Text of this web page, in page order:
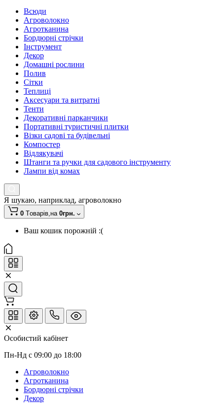
Всюди
Агроволокно
Агротканина
Бордюрні стрічки
Інструмент
Декор
Домашні рослини
Полив
Сітки
Теплиці
Аксесуари та витратні
Тенти
Декоративні парканчики
Портативні туристичні плитки
Візки садові та будівельні
Компостер
Відлякувачі
Штанги та ручки для садового інструменту
Лампи від комах
Я шукаю, наприклад, агроволокно
0 Tоварів,на 0грн.
Ваш кошик порожній :(
Особистий кабінет
Пн-Нд с 09:00 до 18:00
Агроволокно
Агротканина
Бордюрні стрічки
Декор